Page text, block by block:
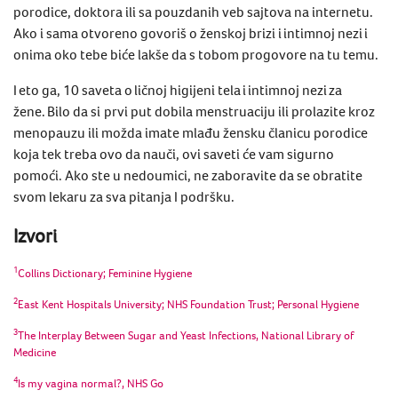
porodice, doktora ili sa pouzdanih veb sajtova na internetu.
Ako i sama otvoreno govoriš o ženskoj brizi i intimnoj nezi i
onima oko tebe biće lakše da s tobom progovore na tu temu.
I eto ga, 10 saveta o ličnoj higijeni tela i intimnoj neziza
žene. Bilo da si prvi put dobila menstruaciju ili prolazite kroz
menopauzu ili možda imate mlađu žensku članicu porodice
koja tek treba ovo da nauči, ovi saveti će vam sigurno
pomoći. Ako ste u nedoumici, ne zaboravite da se obratite
svom lekaru za sva pitanja I podršku.
Izvori
1Collins Dictionary; Feminine Hygiene
2East Kent Hospitals University; NHS Foundation Trust; Personal Hygiene
3The Interplay Between Sugar and Yeast Infections, National Library of
Medicine
4Is my vagina normal?, NHS Go